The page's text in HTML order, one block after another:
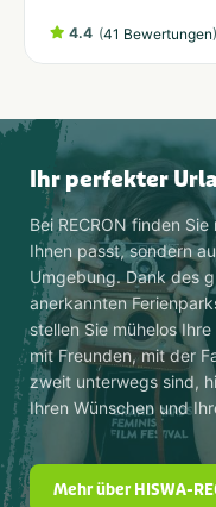
4.4 (41 Bewertungen)
Ihr perfekter
Bei RECRON finden
Ihnen passt, sondern
Umgebung. Dank des
anerkannten
stellen Sie mühelos
mit Freunden, mit der
zweit unterwegs sind,
Ihren Wünschen und
Mehr über HISWA-